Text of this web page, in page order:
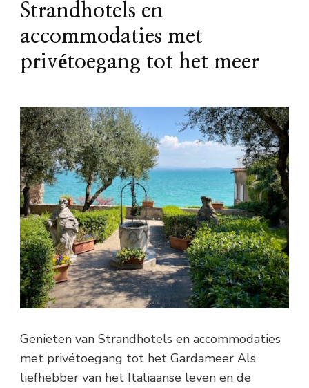
Strandhotels en
accommodaties met
privétoegang tot het meer
Genieten van Strandhotels en accommodaties
met privétoegang tot het Gardameer Als
liefhebber van het Italiaanse leven en de